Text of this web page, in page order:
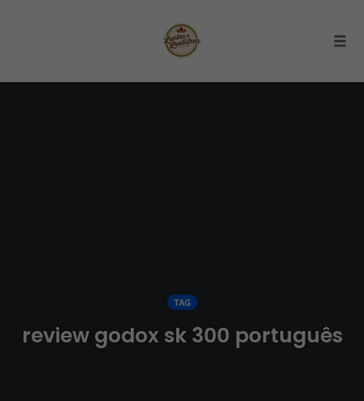
TAG
review godox sk 300 português